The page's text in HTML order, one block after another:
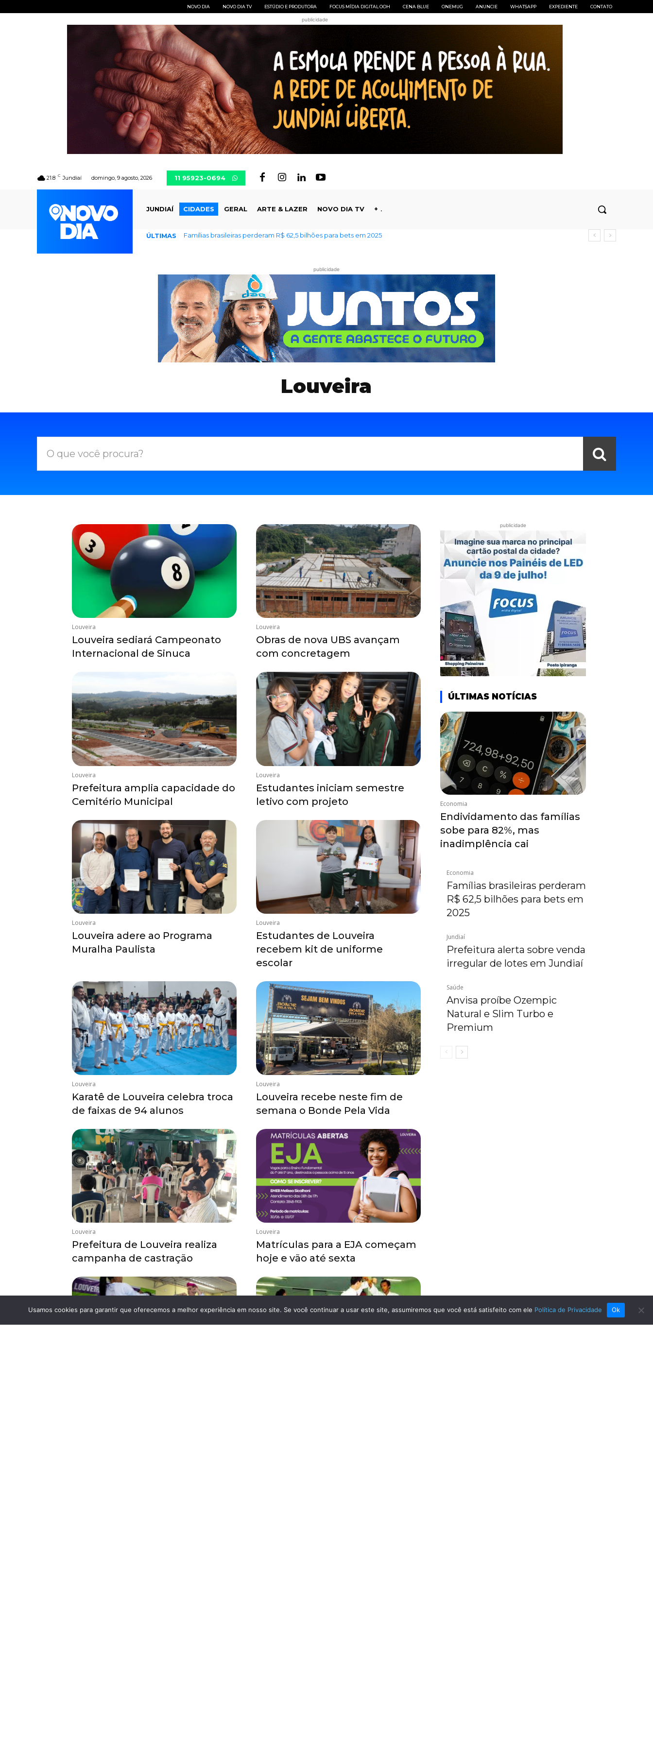
NOVO DIA NOVO DIA TV ESTÚDIO E PRODUTORA FOCUS MÍDIA DIGITAL OOH CENA BLUE ONEMUG ANUNCIE WHATSAPP EXPEDIENTE CONTATO
publicidade
21.8 C Jundiaí domingo, 9 agosto, 2026 11 95923-0694
JUNDIAÍ CIDADES GERAL ARTE & LAZER NOVO DIA TV +
ÚLTIMASFamílias brasileiras perderam R$ 62,5 bilhões para bets em 2025
Prefeitura alerta sobre venda irregular de lotes em Jundiaí
publicidade
Louveira
O que você procura?
Louveira
Louveira sediará Campeonato
Internacional de Sinuca
Louveira
Obras de nova UBS avançam
com concretagem
Louveira
Prefeitura amplia capacidade do
Cemitério Municipal
Louveira
Estudantes iniciam semestre
letivo com projeto
Louveira
Louveira adere ao Programa
Muralha Paulista
Louveira
Estudantes de Louveira
recebem kit de uniforme
escolar
Louveira
Karatê de Louveira celebra troca
de faixas de 94 alunos
Louveira
Louveira recebe neste fim de
semana o Bonde Pela Vida
Louveira
Prefeitura de Louveira realiza
campanha de castração
Louveira
Matrículas para a EJA começam
hoje e vão até sexta
publicidade
ÚLTIMAS NOTÍCIAS
Economia
Endividamento das famílias
sobe para 82%, mas
inadimplência cai
Economia
Famílias brasileiras perderam
R$ 62,5 bilhões para bets em
2025
Jundiaí
Prefeitura alerta sobre venda
irregular de lotes em Jundiaí
Saúde
Anvisa proíbe Ozempic
Natural e Slim Turbo e
Premium
Usamos cookies para garantir que oferecemos a melhor experiência em nosso site. Se você continuar a usar este site, assumiremos que você está satisfeito com ele Política de Privacidade Ok